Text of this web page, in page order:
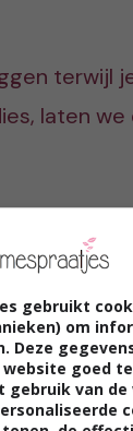
terwijl
laten we
je alleen je
toe
niet mee
dus denk
de ander
gebruikt
om
Deze
website goed
gebruik van